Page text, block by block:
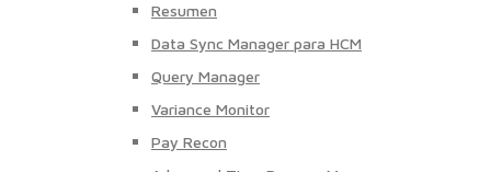
Resumen
Data Sync Manager para HCM
Query Manager
Variance Monitor
Pay Recon